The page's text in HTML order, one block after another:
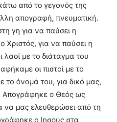
από το γεγονός της
απογραφή, πνευματική.
γη για να παύσει η
Χριστός, για να παύσει η
με το διάταγμα του
οι πιστοί με το
το όνομά του, για δικό μας,
Απογράφηκε ο Θεός ως
να μας ελευθερώσει από τη
ο Ιησούς στα